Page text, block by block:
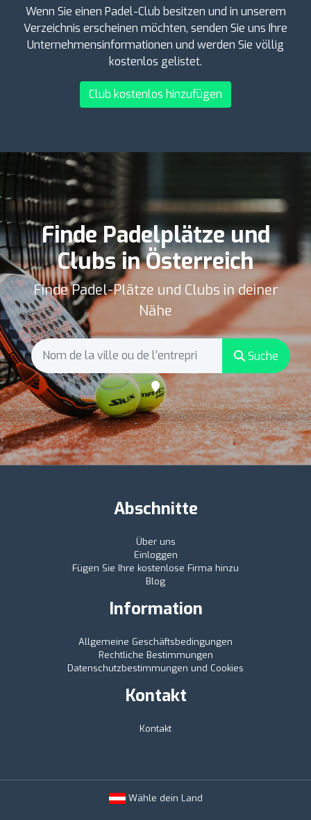
Wenn Sie einen Padel-Club besitzen und in unserem
Verzeichnis erscheinen möchten, senden Sie uns Ihre
Unternehmensinformationen und werden Sie völlig
kostenlos gelistet.
Club kostenlos hinzufügen
Finde Padelplätze und
Clubs in Österreich
Finde Padel-Plätze und Clubs in deiner
Nähe
Suche
Abschnitte
Über uns
Einloggen
Fügen Sie Ihre kostenlose Firma hinzu
Blog
Information
Allgemeine Geschäftsbedingungen
Rechtliche Bestimmungen
Datenschutzbestimmungen und Cookies
Kontakt
Kontakt
Wähle dein Land